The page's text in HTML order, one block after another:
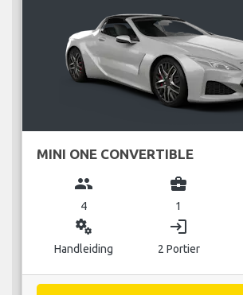
MINI ONE CONVERTIBLE
group
4
business_center
1
miscellaneous_services
Handleiding
login
2 Portier